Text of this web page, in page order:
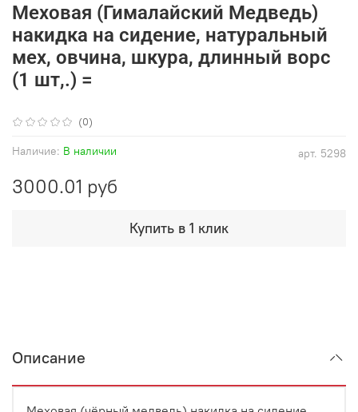
(0)
арт. 5298
Наличие: В наличии
Меховая (Гималайский Медведь)
накидка на сидение, натуральный
мех, овчина, шкура, длинный ворс
(1 шт,.) =
3000.01 руб
Купить в 1 клик
Описание